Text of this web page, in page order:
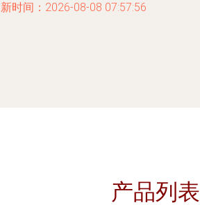
时间：2026-08-08 07:57:56
产品列表